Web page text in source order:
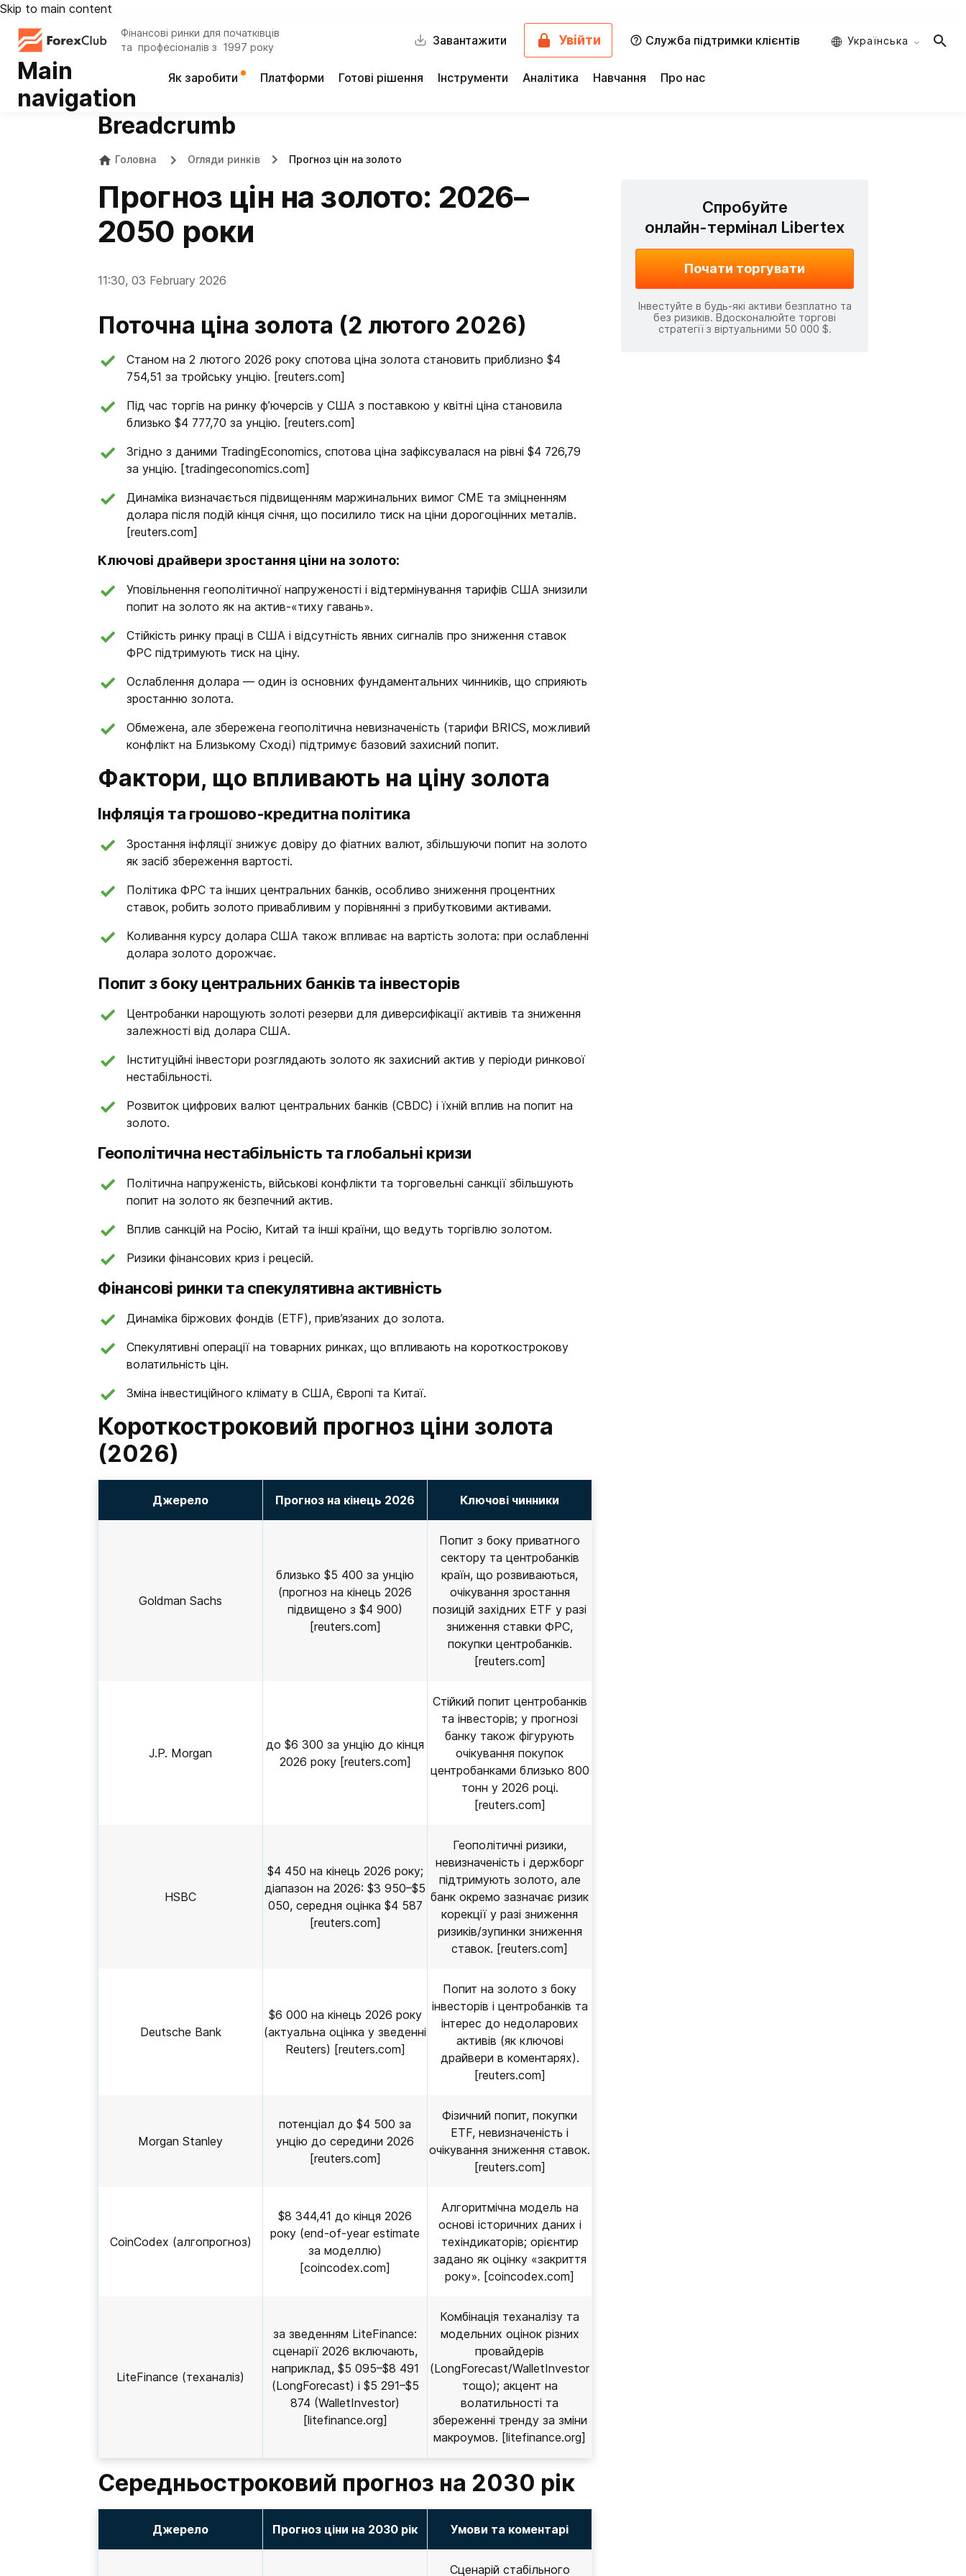
Skip to main content
Фінансові ринки для початківців
та професіоналів з 1997 року
Завантажити Увійти Служба підтримки клієнтів Украïнська
Main
navigation
Як заробити Платформи Готові рішення Інструменти Аналітика Навчання Про нас
Breadcrumb
Головна Огляди ринків Прогноз цін на золото
Прогноз цін на золото: 2026–
2050 роки
11:30, 03 February 2026
Поточна ціна золота (2 лютого 2026)
Станом на 2 лютого 2026 року спотова ціна золота становить приблизно $4
754,51 за тройську унцію. [reuters.com]
Під час торгів на ринку ф’ючерсів у США з поставкою у квітні ціна становила
близько $4 777,70 за унцію. [reuters.com]
Згідно з даними TradingEconomics, спотова ціна зафіксувалася на рівні $4 726,79
за унцію. [tradingeconomics.com]
Динаміка визначається підвищенням маржинальних вимог CME та зміцненням
долара після подій кінця січня, що посилило тиск на ціни дорогоцінних металів.
[reuters.com]
Ключові драйвери зростання ціни на золото:
Уповільнення геополітичної напруженості і відтермінування тарифів США знизили
попит на золото як на актив-«тиху гавань».
Стійкість ринку праці в США і відсутність явних сигналів про зниження ставок
ФРС підтримують тиск на ціну.
Ослаблення долара — один із основних фундаментальних чинників, що сприяють
зростанню золота.
Обмежена, але збережена геополітична невизначеність (тарифи BRICS, можливий
конфлікт на Близькому Сході) підтримує базовий захисний попит.
Фактори, що впливають на ціну золота
Інфляція та грошово-кредитна політика
Зростання інфляції знижує довіру до фіатних валют, збільшуючи попит на золото
як засіб збереження вартості.
Політика ФРС та інших центральних банків, особливо зниження процентних
ставок, робить золото привабливим у порівнянні з прибутковими активами.
Коливання курсу долара США також впливає на вартість золота: при ослабленні
долара золото дорожчає.
Попит з боку центральних банків та інвесторів
Центробанки нарощують золоті резерви для диверсифікації активів та зниження
залежності від долара США.
Інституційні інвестори розглядають золото як захисний актив у періоди ринкової
нестабільності.
Розвиток цифрових валют центральних банків (CBDC) і їхній вплив на попит на
золото.
Геополітична нестабільність та глобальні кризи
Політична напруженість, військові конфлікти та торговельні санкції збільшують
попит на золото як безпечний актив.
Вплив санкцій на Росію, Китай та інші країни, що ведуть торгівлю золотом.
Ризики фінансових криз і рецесій.
Фінансові ринки та спекулятивна активність
Динаміка біржових фондів (ETF), прив’язаних до золота.
Спекулятивні операції на товарних ринках, що впливають на короткострокову
волатильність цін.
Зміна інвестиційного клімату в США, Європі та Китаї.
Короткостроковий прогноз ціни золота
(2026)
Джерело Прогноз на кінець 2026 Ключові чинники
Goldman Sachs
близько $5 400 за унцію
(прогноз на кінець 2026
підвищено з $4 900)
[reuters.com]
Попит з боку приватного
сектору та центробанків
країн, що розвиваються,
очікування зростання
позицій західних ETF у разі
зниження ставки ФРС,
покупки центробанків.
[reuters.com]
J.P. Morgan
до $6 300 за унцію до кінця
2026 року [reuters.com]
Стійкий попит центробанків
та інвесторів; у прогнозі
банку також фігурують
очікування покупок
центробанками близько 800
тонн у 2026 році.
[reuters.com]
HSBC
$4 450 на кінець 2026 року;
діапазон на 2026: $3 950–$5
050, середня оцінка $4 587
[reuters.com]
Геополітичні ризики,
невизначеність і держборг
підтримують золото, але
банк окремо зазначає ризик
корекції у разі зниження
ризиків/зупинки зниження
ставок. [reuters.com]
Deutsche Bank
$6 000 на кінець 2026 року
(актуальна оцінка у зведенні
Reuters) [reuters.com]
Попит на золото з боку
інвесторів і центробанків та
інтерес до недоларових
активів (як ключові
драйвери в коментарях).
[reuters.com]
Morgan Stanley
потенціал до $4 500 за
унцію до середини 2026
[reuters.com]
Фізичний попит, покупки
ETF, невизначеність і
очікування зниження ставок.
[reuters.com]
CoinCodex (алгопрогноз)
$8 344,41 до кінця 2026
року (end-of-year estimate
за моделлю)
[coincodex.com]
Алгоритмічна модель на
основі історичних даних і
техіндикаторів; орієнтир
задано як оцінку «закриття
року». [coincodex.com]
LiteFinance (теханаліз)
за зведенням LiteFinance:
сценарії 2026 включають,
наприклад, $5 095–$8 491
(LongForecast) і $5 291–$5
874 (WalletInvestor)
[litefinance.org]
Комбінація теханалізу та
модельних оцінок різних
провайдерів
(LongForecast/WalletInvestor
тощо); акцент на
волатильності та
збереженні тренду за зміни
макроумов. [litefinance.org]
Середньостроковий прогноз на 2030 рік
Джерело Прогноз ціни на 2030 рік Умови та коментарі
Сценарій стабільного
Спробуйте
онлайн-термінал Libertex
Почати торгувати
Інвестуйте в будь-які активи безплатно та
без ризиків. Вдосконалюйте торгові
стратегії з віртуальними 50 000 $.